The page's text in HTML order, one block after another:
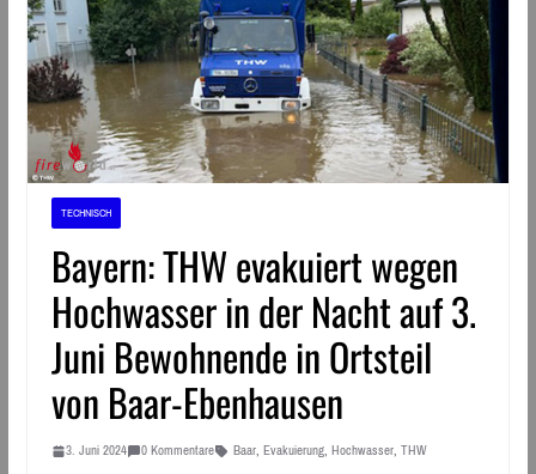
TECHNISCH
Bayern: THW evakuiert wegen
Hochwasser in der Nacht auf 3.
Juni Bewohnende in Ortsteil
von Baar-Ebenhausen
3. Juni 2024 0 Kommentare Baar, Evakuierung, Hochwasser, THW